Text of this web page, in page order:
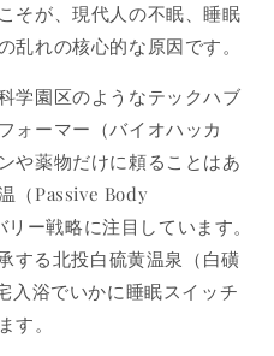
そが、現代人の不眠、睡眠
乱れの核心的な原因です。
学園区のようなテックハブ
ォーマー（バイオハッカ
や薬物だけに頼ることはあ
（Passive Body
ー戦略に注目しています。
する北投白硫黄温泉（白磺
入浴でいかに睡眠スイッチ
す。